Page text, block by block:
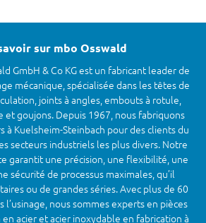
sur mbo Osswald
GmbH & Co KG est un fabricant leader de
mécanique, spécialisée dans les têtes de
joints à angles, embouts à rotule,
et goujons. Depuis 1967, nous fabriquons
à Kuelsheim-Steinbach pour des clients du
secteurs industriels les plus divers. Notre
garantit une précision, une flexibilité, une
sécurité de processus maximales, qu’il
ou de grandes séries. Avec plus de 60
l’usinage, nous sommes experts en pièces
acier et acier inoxydable en fabrication à